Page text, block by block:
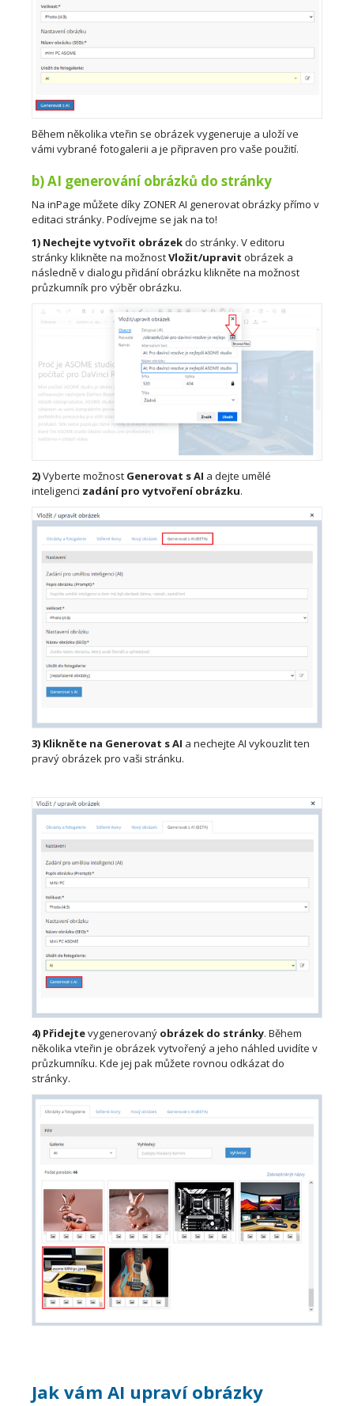
Během několika vteřin se obrázek vygeneruje a uloží ve
vámi vybrané fotogalerii a je připraven pro vaše použití.
b) AI generování obrázků do stránky
Na inPage můžete díky ZONER AI generovat obrázky přímo v
editaci stránky. Podívejme se jak na to!
1) Nechejte vytvořit obrázekdo stránky. V editoru
stránky klikněte na možnostVložit/upravit obrázek a
následně v dialogu přidání obrázku klikněte na možnost
průzkumník pro výběr obrázku.
2)Vyberte možnost Generovat s AI a dejte umělé
inteligenci zadání pro vytvoření obrázku.
3) Klikněte na Generovat s AI a nechejte AI vykouzlit ten
pravý obrázek pro vaši stránku.
4) Přidejtevygenerovaný obrázek do stránky. Během
několika vteřin je obrázek vytvořený a jeho náhled uvidíte v
průzkumníku. Kde jej pak můžete rovnou odkázat do
stránky.
Jak vám AI upraví obrázky